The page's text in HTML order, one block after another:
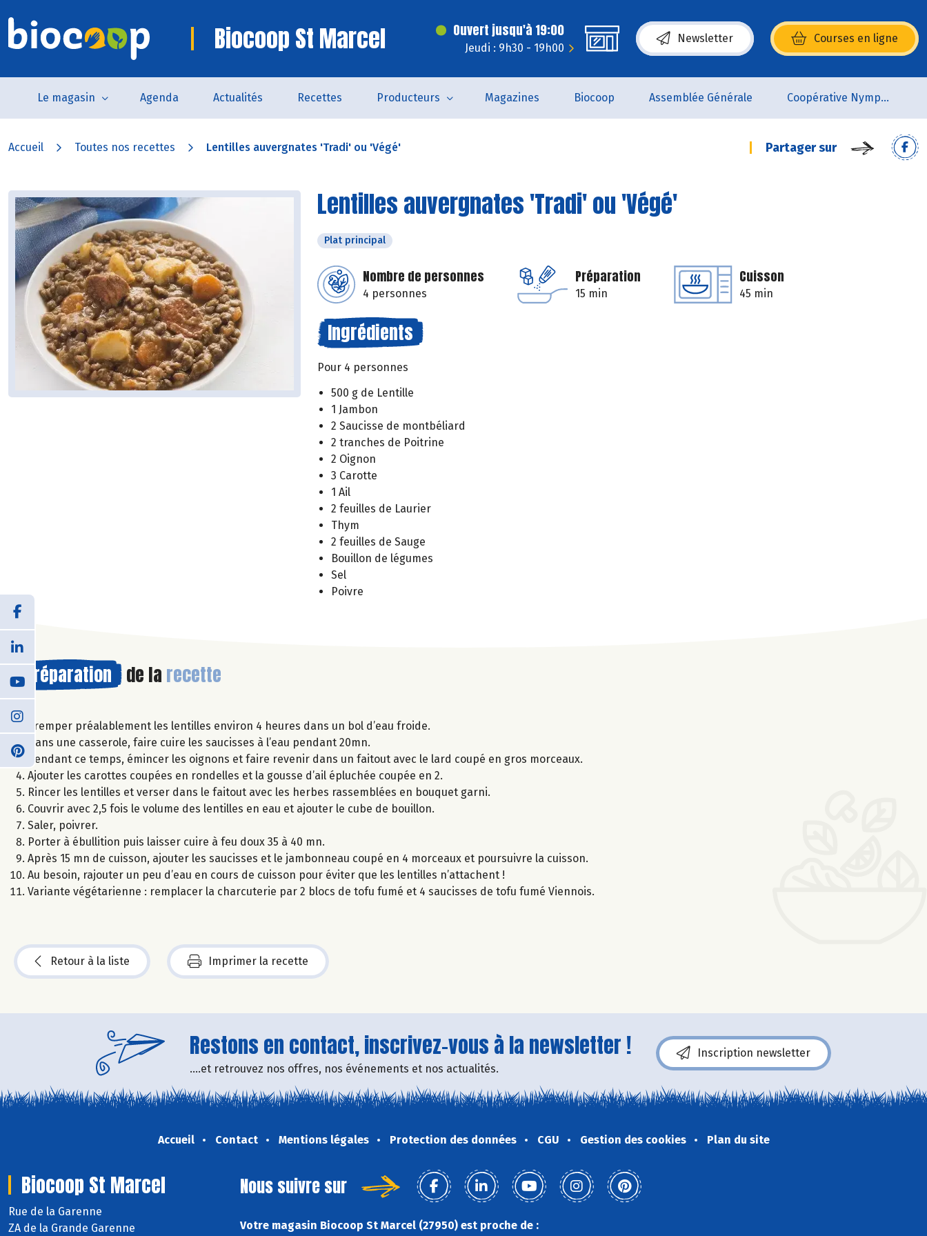
Biocoop St Marcel Ouvert jusqu'à 19:00
Jeudi : 9h30 - 19h00
Newsletter Courses en ligne
(s’ouvre dans une nouvelle fenêtre)
Le magasin Agenda Actualités Recettes Producteurs Magazines Biocoop Assemblée Générale Coopérative Nymphéa
Accueil Toutes nos recettes Lentilles auvergnates 'Tradi' ou 'Végé' Partager sur
Lentilles auvergnates 'Tradi' ou 'Végé'
Plat principal
Nombre de personnes
4 personnes
Préparation
15 min
Cuisson
45 min
Ingrédients
Pour 4 personnes
500 g de Lentille
1 Jambon
2 Saucisse de montbéliard
2 tranches de Poitrine
2 Oignon
3 Carotte
1 Ail
2 feuilles de Laurier
Thym
2 feuilles de Sauge
Bouillon de légumes
Sel
Poivre
Préparation de la recette
Tremper préalablement les lentilles environ 4 heures dans un bol d’eau froide.
Dans une casserole, faire cuire les saucisses à l’eau pendant 20mn.
Pendant ce temps, émincer les oignons et faire revenir dans un faitout avec le lard coupé en gros morceaux.
Ajouter les carottes coupées en rondelles et la gousse d’ail épluchée coupée en 2.
Rincer les lentilles et verser dans le faitout avec les herbes rassemblées en bouquet garni.
Couvrir avec 2,5 fois le volume des lentilles en eau et ajouter le cube de bouillon.
Saler, poivrer.
Porter à ébullition puis laisser cuire à feu doux 35 à 40 mn.
Après 15 mn de cuisson, ajouter les saucisses et le jambonneau coupé en 4 morceaux et poursuivre la cuisson.
Au besoin, rajouter un peu d’eau en cours de cuisson pour éviter que les lentilles n’attachent !
Variante végétarienne : remplacer la charcuterie par 2 blocs de tofu fumé et 4 saucisses de tofu fumé Viennois.
Retour à la liste Imprimer la recette
Restons en contact, inscrivez-vous à la newsletter !
....et retrouvez nos offres, nos événements et nos actualités.
Inscription newsletter
Accueil Contact Mentions légales Protection des données CGU Gestion des cookies Plan du site
Biocoop St Marcel
Rue de la Garenne
ZA de la Grande Garenne
Nous suivre sur
Votre magasin Biocoop St Marcel (27950) est proche de :